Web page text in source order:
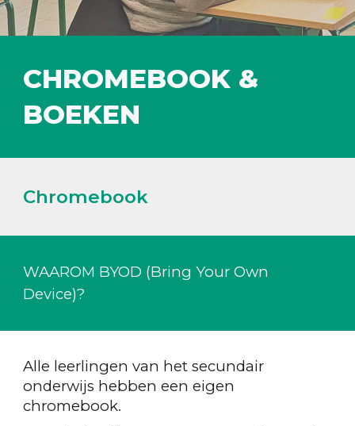
CHROMEBOOK &
BOEKEN
Chromebook
WAAROM BYOD (Bring Your Own
Device)?
Alle leerlingen van het secundair
onderwijs hebben een eigen
chromebook.